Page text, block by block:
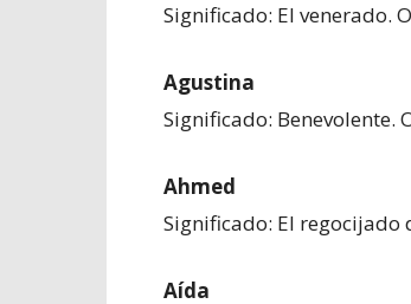
Significado: El venerado.
Agustina
Significado: Benevolente.
Ahmed
Significado: El regocijado
Aída